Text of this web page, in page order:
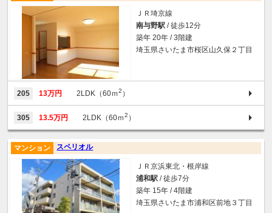
ＪＲ埼京線
南与野駅 / 徒歩12分
築年 20年 / 3階建
埼玉県さいたま市桜区山久保２丁目
205 13万円 2LDK（60ｍ2 ）
305 13.5万円 2LDK（60ｍ2 ）
スペリオル
マンション
ＪＲ京浜東北・根岸線
浦和駅 / 徒歩7分
築年 15年 / 4階建
埼玉県さいたま市浦和区前地３丁目